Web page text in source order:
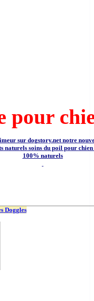
pour
sur dogstory.net notre
naturels soins du poil pour
100% naturels
Doggles